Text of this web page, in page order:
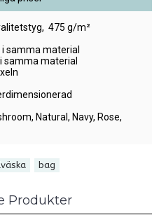
475 g/m²
i samma material
samma material
Natural, Navy, Rose,
bag
Produkter